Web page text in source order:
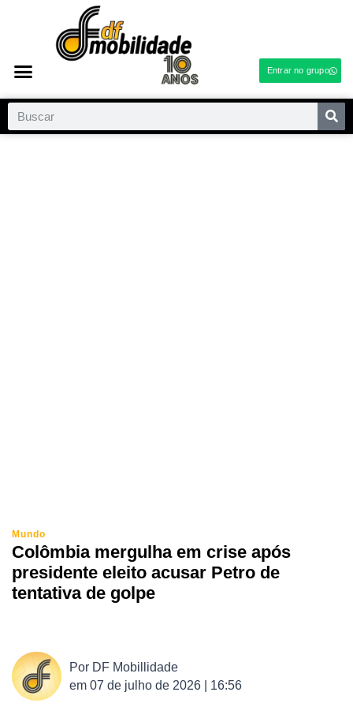
Entrar no grupo
Mundo
Colômbia mergulha em crise após
presidente eleito acusar Petro de
tentativa de golpe
Por DF Mobillidade
em 07 de julho de 2026 | 16:56